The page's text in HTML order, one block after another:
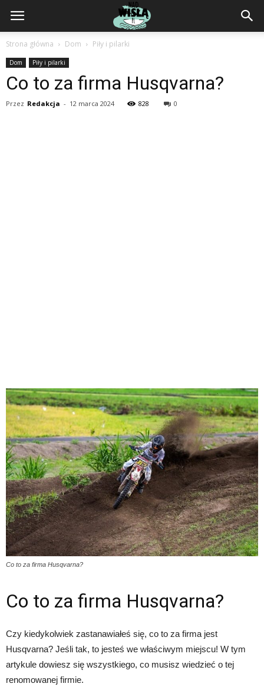
NadWisla.pl
Strona główna Dom Piły i pilarki
Dom Piły i pilarki
Co to za firma Husqvarna?
Przez Redakcja - 12 marca 2024 828 0
Co to za firma Husqvarna?
Co to za firma Husqvarna?
Czy kiedykolwiek zastanawiałeś się, co to za firma jest
Husqvarna? Jeśli tak, to jesteś we właściwym miejscu! W tym
artykule dowiesz się wszystkiego, co musisz wiedzieć o tej
renomowanej firmie.